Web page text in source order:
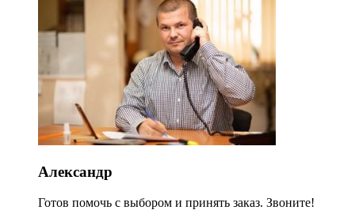
Александр
Готов помочь с выбором и принять заказ. Звоните!